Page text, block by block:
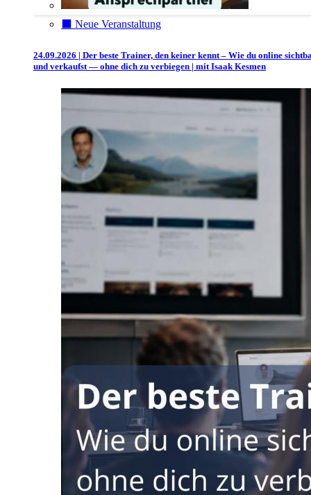
⬛️ Neue Veranstaltung
24.09.2026 | Der beste Trainer, den keiner kennt – Wie du online
und verkaufst — ohne dich zu verbiegen | mit Isaak Kesmen